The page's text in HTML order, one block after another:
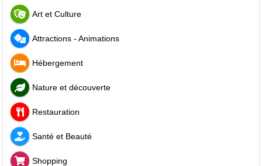
Art et Culture
Attractions - Animations
Hébergement
Nature et découverte
Restauration
Santé et Beauté
Shopping